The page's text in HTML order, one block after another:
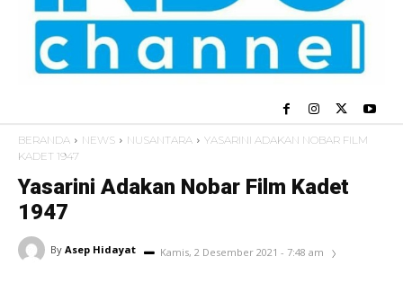
BERANDA NEWS NUSANTARA
YASARINI ADAKAN NOBAR FILM
KADET 1947
Yasarini Adakan Nobar Film Kadet
1947
By Asep Hidayat Kamis, 2 Desember 2021 - 7:48 am